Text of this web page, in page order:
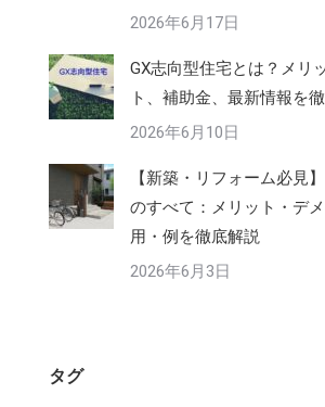
2026年6月17日
GX志向型住宅とは？メリ
ト、補助金、最新情報を
2026年6月10日
【新築・リフォーム必見
のすべて：メリット・デ
用・例を徹底解説
2026年6月3日
タグ